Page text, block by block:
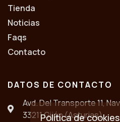
Tienda
Noticias
Faqs
Contacto
DATOS DE CONTACTO
Avd. Del Transporte 11,
33211 Gijón (Asturias)
Política de cookies